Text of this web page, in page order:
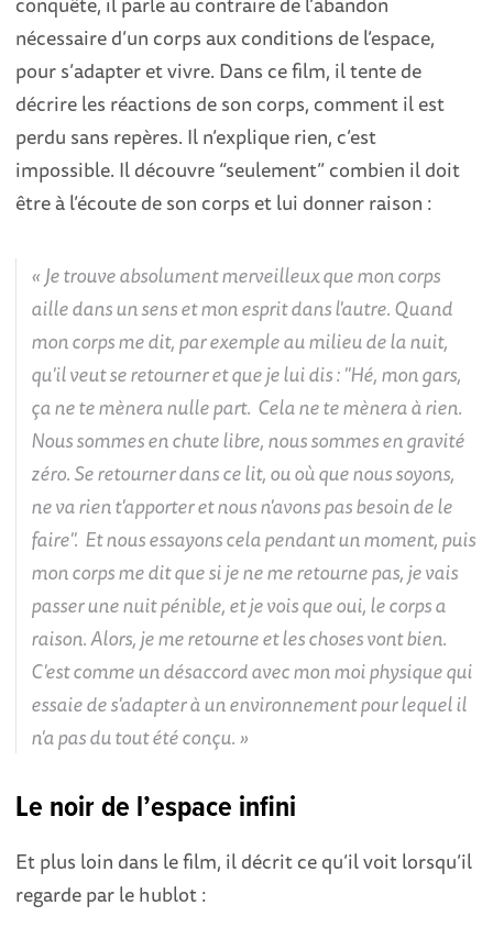
nécessaire d’un corps aux conditions de l’espace,
pour s’adapter et vivre. Dans ce film, il tente de
décrire les réactions de son corps, comment il est
perdu sans repères. Il n’explique rien, c’est
impossible. Il découvre “seulement” combien il doit
être à l’écoute de son corps et lui donner raison :
Je trouve absolument merveilleux que mon corps
aille dans un sens et mon esprit dans l'autre. Quand
mon corps me dit, par exemple au milieu de la nuit,
qu'il veut se retourner et que je lui dis : "Hé, mon gars,
ça ne te mènera nulle part. Cela ne te mènera à rien.
Nous sommes en chute libre, nous sommes en gravité
zéro. Se retourner dans ce lit, ou où que nous soyons,
ne va rien t'apporter et nous n'avons pas besoin de le
faire". Et nous essayons cela pendant un moment, puis
mon corps me dit que si je ne me retourne pas, je vais
passer une nuit pénible, et je vois que oui, le corps a
raison. Alors, je me retourne et les choses vont bien.
C'est comme un désaccord avec mon moi physique qui
essaie de s'adapter à un environnement pour lequel il
n'a pas du tout été conçu.
Le noir de l’espace infini
Et plus loin dans le film, il décrit ce qu’il voit lorsqu’il
regarde par le hublot :